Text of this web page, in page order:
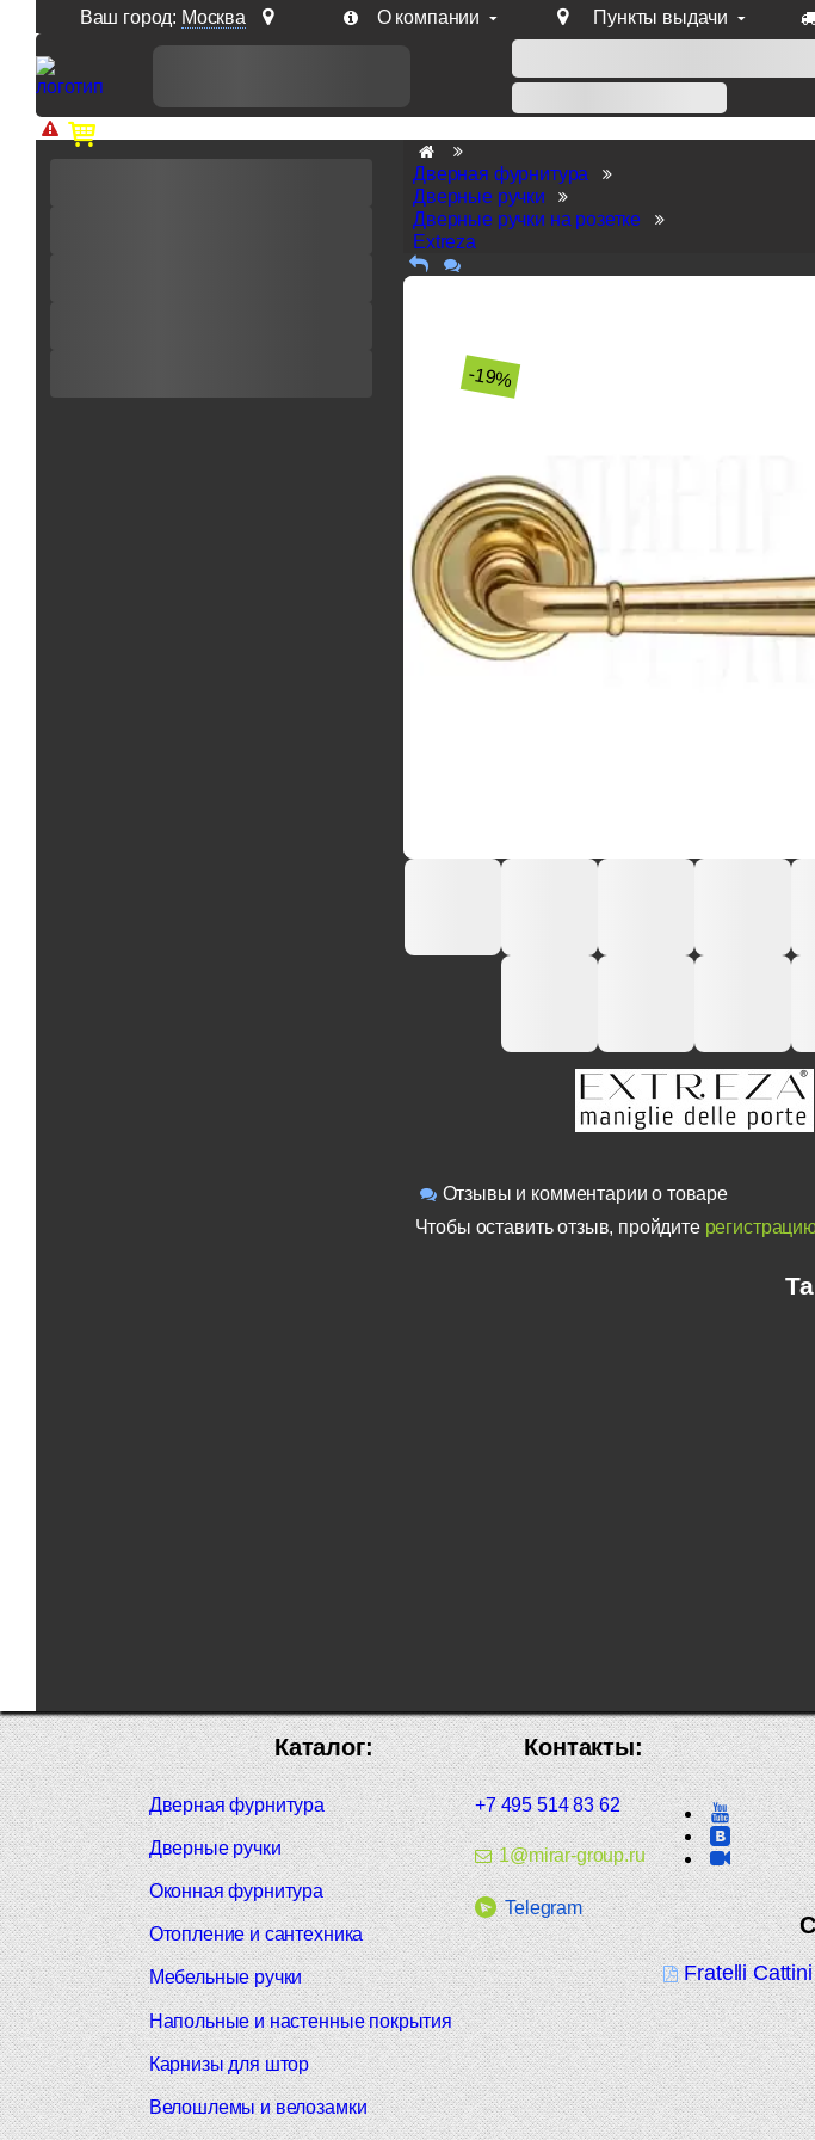
Ваш город: Москва О компании Пункты выдачи
Доп. скидка от цен на сайте 7% при заказе от 50 тыс. руб продукции Venezia, Fratelli,
Дверная фурнитура
Дверные ручки
Дверные ручки на розетке
Extreza
-19%
Отзывы и комментарии о товаре
Чтобы оставить отзыв, пройдите
Fratelli
Контакты:
+7 495 514 83 62
1@mirar-group.ru
Telegram
Каталог:
Дверная фурнитура
Дверные ручки
Оконная фурнитура
Отопление и сантехника
Мебельные ручки
Напольные и настенные покрытия
Карнизы для штор
Велошлемы и велозамки